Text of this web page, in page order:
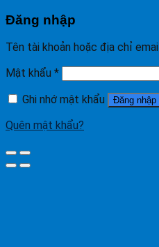
Đăng nhập
Tên tài khoản hoặc địa chỉ email
Mật khẩu *
Ghi nhớ mật khẩu
Đăng nhập
Quên mật khẩu?